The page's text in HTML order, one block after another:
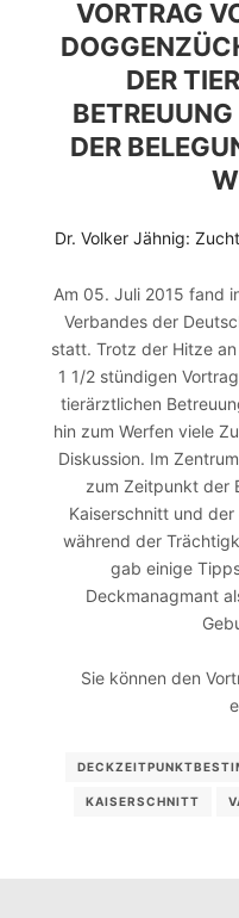
VORTRAG
DER
DER
Dr. Volker Jähnig:
Am 05. Juli 2015 fand
Verbandes der
statt. Trotz der Hitze
1 1/2 stündigen
tierärztlichen
hin zum Werfen viele
Diskussion. Im
zum Zeitpunkt der
Kaiserschnitt und
während der
gab einige
Deckmanagmant
Sie können den
KAISERSCHNITT